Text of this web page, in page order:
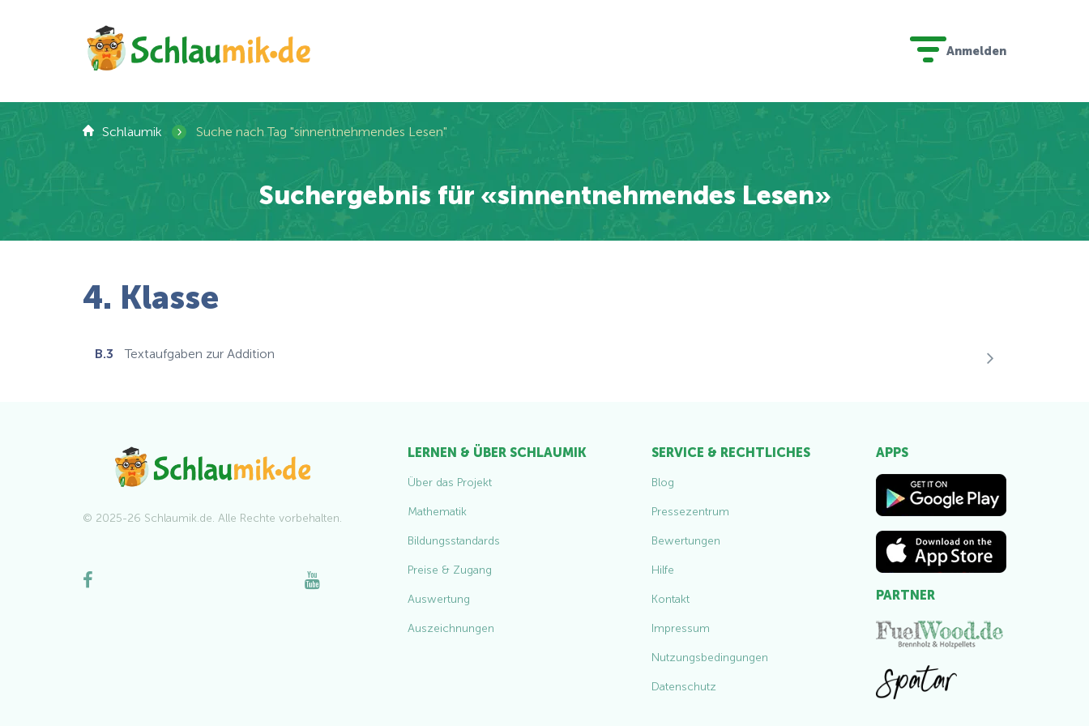
Anmelden
Schlaumik › Suche nach Tag "sinnentnehmendes Lesen"
Suchergebnis für «sinnentnehmendes Lesen»
4. Klasse
B.3 Textaufgaben zur Addition
© 2025-26 Schlaumik.de. Alle Rechte vorbehalten.
LERNEN & ÜBER SCHLAUMIK
Über das Projekt
Mathematik
Bildungsstandards
Preise & Zugang
Auswertung
Auszeichnungen
SERVICE & RECHTLICHES
Blog
Pressezentrum
Bewertungen
Hilfe
Kontakt
Impressum
Nutzungsbedingungen
Datenschutz
APPS
PARTNER